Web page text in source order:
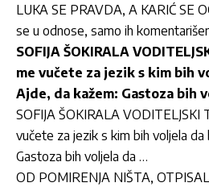
LUKA SE PRAVDA, A KARIĆ SE
se u odnose, samo ih
SOFIJA ŠOKIRALA
me vučete za jezik s kim bih
Ajde, da kažem: Gastoza bih
SOFIJA ŠOKIRALA
vučete za jezik s kim bih voljela da
Gastoza bih voljela da …
OD POMIRENJA NIŠTA,